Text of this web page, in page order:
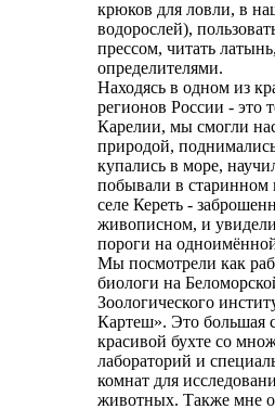
крюков для ловли, в
водорослей),
прессом, читать
определителями.
Находясь в одном из
регионов России - это
Карелии, мы смогли
природой,
купались в море,
побывали в старинном
селе Кереть -
живописном, и
пороги на
Мы посмотрели как
биологи на
Зоологического
Картеш». Это большая
красивой бухте со
лабораторий и
комнат для
животных. Также мне